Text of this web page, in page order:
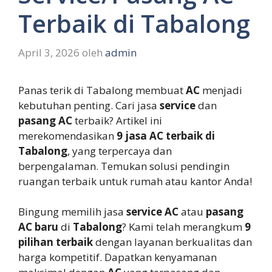
Terbaik di Tabalong
April 3, 2026 oleh admin
Panas terik di Tabalong membuatAC menjadi
kebutuhan penting. Cari jasa servicedan
pasang ACterbaik? Artikel ini
merekomendasikan 9 jasa AC terbaik di
Tabalong, yang terpercaya dan
berpengalaman. Temukan solusi pendingin
ruangan terbaik untuk rumah atau kantor Anda!
Bingung memilih jasa service ACatau pasang
AC baru di Tabalong? Kami telah merangkum 9
pilihan terbaikdengan layanan berkualitas dan
harga kompetitif. Dapatkan kenyamanan